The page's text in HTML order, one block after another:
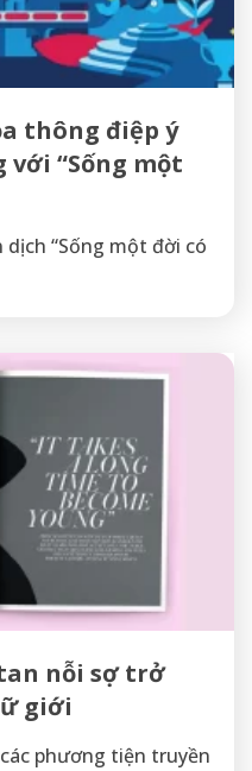
thông điệp ý
“Sống một
“Sống một đời có
tan nỗi sợ trở
giới
phương tiện truyền